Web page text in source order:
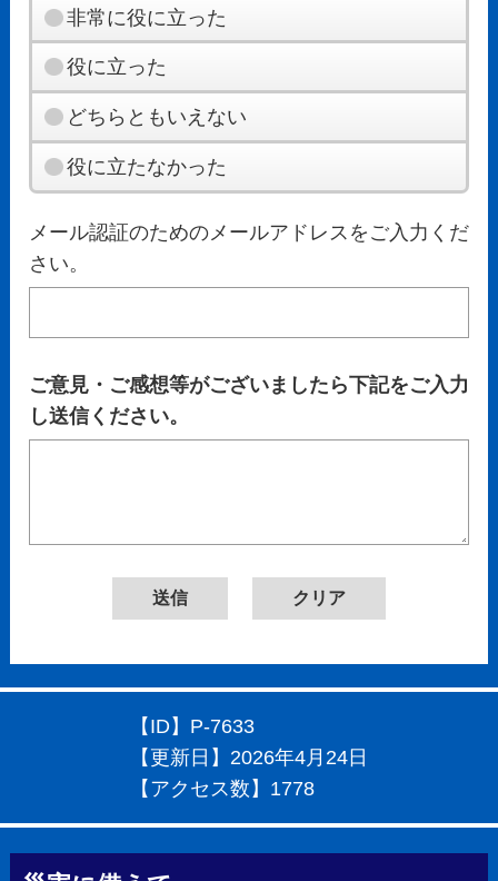
非常に役に立った
役に立った
どちらともいえない
役に立たなかった
メール認証のためのメールアドレスをご入力くだ
さい。
ご意見・ご感想等がございましたら下記をご入力
し送信ください。
【ID】 P-7633
【更新日】 2026年4月24日
【アクセス数】 1778